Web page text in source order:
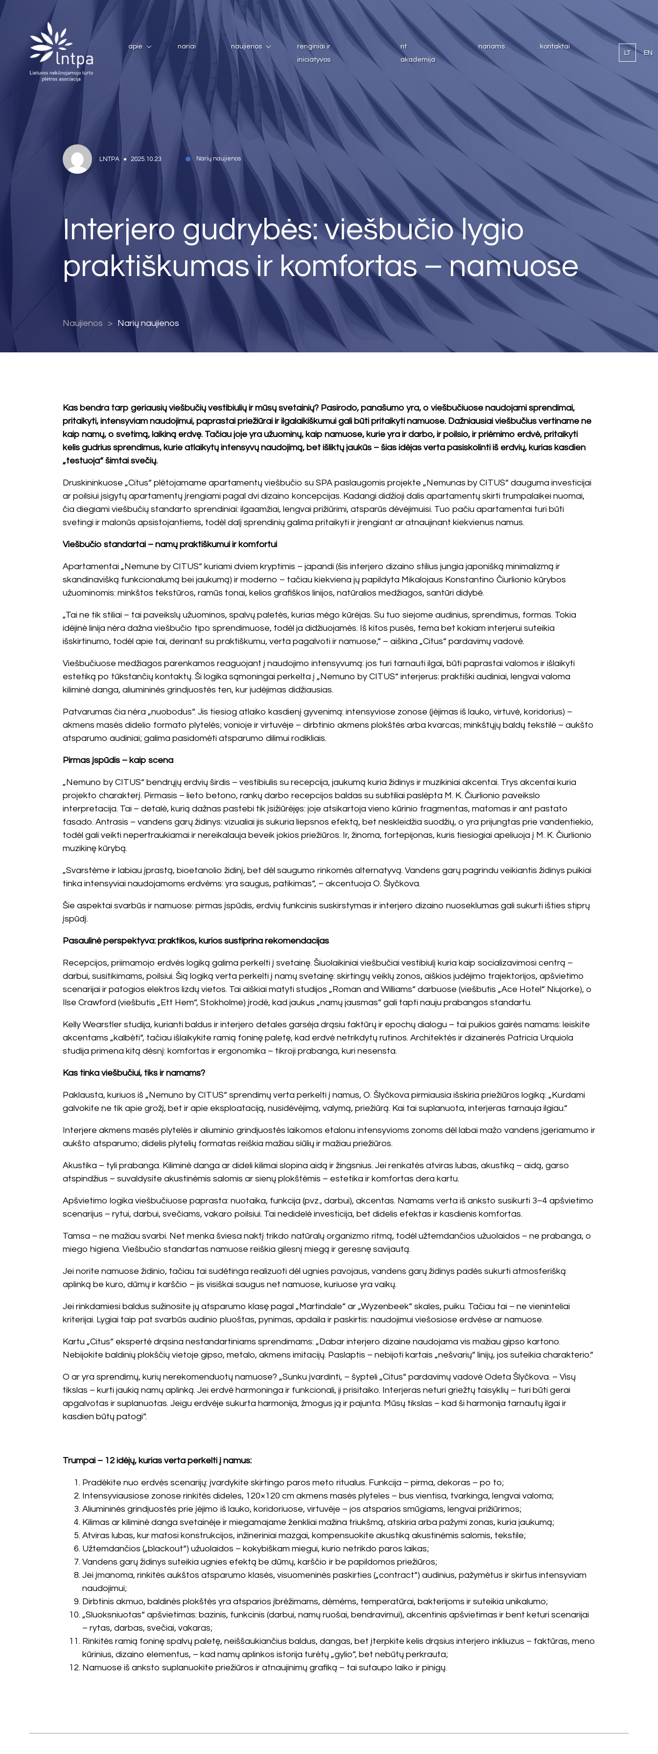
apie nariai naujienos
renginiai ir
iniciatyvos
nt
akademija
nariams
kontaktai
LT
EN
LNTPA 2025.10.23 Narių naujienos
Interjero gudrybės: viešbučio lygio
praktiškumas ir komfortas – namuose
Naujienos Narių naujienos
Kas bendra tarp geriausių viešbučių vestibiulių ir mūsų svetainių? Pasirodo, panašumo yra, o viešbučiuose naudojami sprendimai,
pritaikyti, intensyviam naudojimui, paprastai priežiūrai ir ilgalaikiškumui gali būti pritaikyti namuose. Dažniausiai viešbučius vertiname ne
kaip namų, o svetimą, laikiną erdvę. Tačiau joje yra užuominų, kaip namuose, kurie yra ir darbo, ir poilsio, ir priėmimo erdvė, pritaikyti
kelis gudrius sprendimus, kurie atlaikytų intensyvų naudojimą, bet išliktų jaukūs – šias idėjas verta pasiskolinti iš erdvių, kurias kasdien
„testuoja“ šimtai svečių.
Druskininkuose „Citus“ plėtojamame apartamentų viešbučio su SPA paslaugomis projekte „Nemunas by CITUS“ dauguma investicijai
ar poilsiui įsigytų apartamentų įrengiami pagal dvi dizaino koncepcijas. Kadangi didžioji dalis apartamentų skirti trumpalaikei nuomai,
čia diegiami viešbučių standarto sprendiniai: ilgaamžiai, lengvai prižiūrimi, atsparūs dėvėjimuisi. Tuo pačiu apartamentai turi būti
svetingi ir malonūs apsistojantiems, todėl dalį sprendinių galima pritaikyti ir įrengiant ar atnaujinant kiekvienus namus.
Viešbučio standartai – namų praktiškumui ir komfortui
Apartamentai „Nemune by CITUS“ kuriami dviem kryptimis – japandi (šis interjero dizaino stilius jungia japonišką minimalizmą ir
skandinavišką funkcionalumą bei jaukumą) ir moderno – tačiau kiekviena jų papildyta Mikalojaus Konstantino Čiurlionio kūrybos
užuominomis: minkštos tekstūros, ramūs tonai, kelios grafiškos linijos, natūralios medžiagos, santūri didybė.
„Tai ne tik stiliai – tai paveikslų užuominos, spalvų paletės, kurias mėgo kūrėjas. Su tuo siejome audinius, sprendimus, formas. Tokia
idėjinė linija nėra dažna viešbučio tipo sprendimuose, todėl ja didžiuojamės. Iš kitos pusės, tema bet kokiam interjerui suteikia
išskirtinumo, todėl apie tai, derinant su praktiškumu, verta pagalvoti ir namuose,“ – aiškina „Citus“ pardavimų vadovė.
Viešbučiuose medžiagos parenkamos reaguojant į naudojimo intensyvumą: jos turi tarnauti ilgai, būti paprastai valomos ir išlaikyti
estetiką po tūkstančių kontaktų. Ši logika sąmoningai perkelta į „Nemuno by CITUS“ interjerus: praktiški audiniai, lengvai valoma
kiliminė danga, aliumininės grindjuostės ten, kur judėjimas didžiausias.
Patvarumas čia nėra „nuobodus“. Jis tiesiog atlaiko kasdienį gyvenimą: intensyviose zonose (įėjimas iš lauko, virtuvė, koridorius) –
akmens masės didelio formato plytelės; vonioje ir virtuvėje – dirbtinio akmens plokštės arba kvarcas; minkštųjų baldų tekstilė – aukšto
atsparumo audiniai; galima pasidomėti atsparumo dilimui rodikliais.
Pirmas įspūdis – kaip scena
„Nemuno by CITUS“ bendrųjų erdvių širdis – vestibiulis su recepcija, jaukumą kuria židinys ir muzikiniai akcentai. Trys akcentai kuria
projekto charakterį. Pirmasis – lieto betono, rankų darbo recepcijos baldas su subtiliai paslėpta M. K. Čiurlionio paveikslo
interpretacija. Tai – detalė, kurią dažnas pastebi tik įsižiūrėjęs: joje atsikartoja vieno kūrinio fragmentas, matomas ir ant pastato
fasado. Antrasis – vandens garų židinys: vizualiai jis sukuria liepsnos efektą, bet neskleidžia suodžių, o yra prijungtas prie vandentiekio,
todėl gali veikti nepertraukiamai ir nereikalauja beveik jokios priežiūros. Ir, žinoma, fortepijonas, kuris tiesiogiai apeliuoja į M. K. Čiurlionio
muzikinę kūrybą.
„Svarstėme ir labiau įprastą, bioetanolio židinį, bet dėl saugumo rinkomės alternatyvą. Vandens garų pagrindu veikiantis židinys puikiai
tinka intensyviai naudojamoms erdvėms: yra saugus, patikimas“, – akcentuoja O. Šlyčkova.
Šie aspektai svarbūs ir namuose: pirmas įspūdis, erdvių funkcinis suskirstymas ir interjero dizaino nuoseklumas gali sukurti išties stiprų
įspūdį.
Pasaulinė perspektyva: praktikos, kurios sustiprina rekomendacijas
Recepcijos, priimamojo erdvės logiką galima perkelti į svetainę. Šiuolaikiniai viešbučiai vestibiulį kuria kaip socializavimosi centrą –
darbui, susitikimams, poilsiui. Šią logiką verta perkelti į namų svetainę: skirtingų veiklų zonos, aiškios judėjimo trajektorijos, apšvietimo
scenarijai ir patogios elektros lizdų vietos. Tai aiškiai matyti studijos „Roman and Williams“ darbuose (viešbutis „Ace Hotel“ Niujorke), o
Ilse Crawford (viešbutis „Ett Hem“, Stokholme) įrodė, kad jaukus „namų jausmas“ gali tapti nauju prabangos standartu.
Kelly Wearstler studija, kurianti baldus ir interjero detales garsėja drąsiu faktūrų ir epochų dialogu – tai puikios gairės namams: leiskite
akcentams „kalbėti“, tačiau išlaikykite ramią foninę paletę, kad erdvė netrikdytų rutinos. Architektės ir dizainerės Patricia Urquiola
studija primena kitą dėsnį: komfortas ir ergonomika – tikroji prabanga, kuri nesensta.
Kas tinka viešbučiui, tiks ir namams?
Paklausta, kuriuos iš „Nemuno by CITUS“ sprendimų verta perkelti į namus, O. Šlyčkova pirmiausia išskiria priežiūros logiką: „Kurdami
galvokite ne tik apie grožį, bet ir apie eksploataciją, nusidėvėjimą, valymą, priežiūrą. Kai tai suplanuota, interjeras tarnauja ilgiau.“
Interjere akmens masės plytelės ir aliuminio grindjuostės laikomos etalonu intensyvioms zonoms dėl labai mažo vandens įgeriamumo ir
aukšto atsparumo; didelis plytelių formatas reiškia mažiau siūlių ir mažiau priežiūros.
Akustika – tyli prabanga. Kiliminė danga ar dideli kilimai slopina aidą ir žingsnius. Jei renkatės atviras lubas, akustiką – aidą, garso
atspindžius – suvaldysite akustinėmis salomis ar sienų plokštėmis – estetika ir komfortas dera kartu.
Apšvietimo logika viešbučiuose paprasta: nuotaika, funkcija (pvz., darbui), akcentas. Namams verta iš anksto susikurti 3–4 apšvietimo
scenarijus – rytui, darbui, svečiams, vakaro poilsiui. Tai nedidelė investicija, bet didelis efektas ir kasdienis komfortas.
Tamsa – ne mažiau svarbi. Net menka šviesa naktį trikdo natūralų organizmo ritmą, todėl užtemdančios užuolaidos – ne prabanga, o
miego higiena. Viešbučio standartas namuose reiškia gilesnį miegą ir geresnę savijautą.
Jei norite namuose židinio, tačiau tai sudėtinga realizuoti dėl ugnies pavojaus, vandens garų židinys padės sukurti atmosferišką
aplinką be kuro, dūmų ir karščio – jis visiškai saugus net namuose, kuriuose yra vaikų.
Jei rinkdamiesi baldus sužinosite jų atsparumo klasę pagal „Martindale“ ar „Wyzenbeek“ skales, puiku. Tačiau tai – ne vieninteliai
kriterijai. Lygiai taip pat svarbūs audinio pluoštas, pynimas, apdaila ir paskirtis: naudojimui viešosiose erdvėse ar namuose.
Kartu „Citus“ ekspertė drąsina nestandartiniams sprendimams: „Dabar interjero dizaine naudojama vis mažiau gipso kartono.
Nebijokite baldinių plokščių vietoje gipso, metalo, akmens imitacijų. Paslaptis – nebijoti kartais „nešvarių“ linijų, jos suteikia charakterio.“
O ar yra sprendimų, kurių nerekomenduotų namuose? „Sunku įvardinti, – šypteli „Citus“ pardavimų vadovė Odeta Šlyčkova. – Visų
tikslas – kurti jaukią namų aplinką. Jei erdvė harmoninga ir funkcionali, ji prisitaiko. Interjeras neturi griežtų taisyklių – turi būti gerai
apgalvotas ir suplanuotas. Jeigu erdvėje sukurta harmonija, žmogus ją ir pajunta. Mūsų tikslas – kad ši harmonija tarnautų ilgai ir
kasdien būtų patogi“.
Trumpai – 12 idėjų, kurias verta perkelti į namus:
Pradėkite nuo erdvės scenarijų: įvardykite skirtingo paros meto ritualus. Funkcija – pirma, dekoras – po to;
Intensyviausiose zonose rinkitės dideles, 120×120 cm akmens masės plyteles – bus vientisa, tvarkinga, lengvai valoma;
Aliumininės grindjuostės prie įėjimo iš lauko, koridoriuose, virtuvėje – jos atsparios smūgiams, lengvai prižiūrimos;
Kilimas ar kiliminė danga svetainėje ir miegamajame ženkliai mažina triukšmą, atskiria arba pažymi zonas, kuria jaukumą;
Atviras lubas, kur matosi konstrukcijos, inžineriniai mazgai, kompensuokite akustiką akustinėmis salomis, tekstile;
Užtemdančios („blackout“) užuolaidos – kokybiškam miegui, kurio netrikdo paros laikas;
Vandens garų židinys suteikia ugnies efektą be dūmų, karščio ir be papildomos priežiūros;
Jei įmanoma, rinkitės aukštos atsparumo klasės, visuomeninės paskirties („contract“) audinius, pažymėtus ir skirtus intensyviam
naudojimui;
Dirbtinis akmuo, baldinės plokštės yra atsparios įbrėžimams, dėmėms, temperatūrai, bakterijoms ir suteikia unikalumo;
„Sluoksniuotas“ apšvietimas: bazinis, funkcinis (darbui, namų ruošai, bendravimui), akcentinis apšvietimas ir bent keturi scenarijai
– rytas, darbas, svečiai, vakaras;
Rinkitės ramią foninę spalvų paletę, neiššaukiančius baldus, dangas, bet įterpkite kelis drąsius interjero inkliuzus – faktūras, meno
kūrinius, dizaino elementus, – kad namų aplinkos istorija turėtų „gylio“, bet nebūtų perkrauta;
Namuose iš anksto suplanuokite priežiūros ir atnaujinimų grafiką – tai sutaupo laiko ir pinigų.